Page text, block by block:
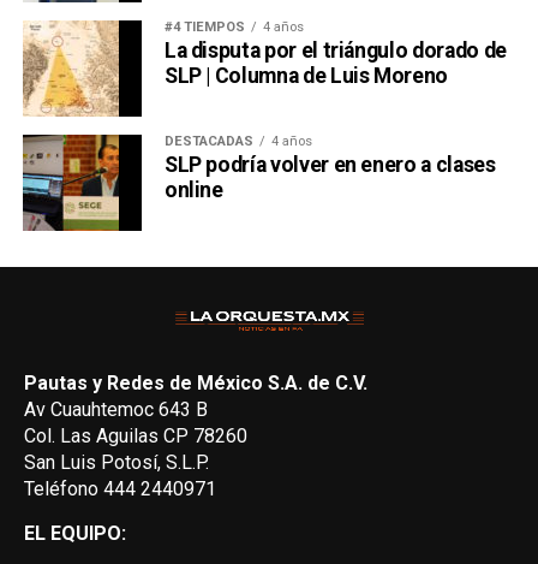
#4 TIEMPOS 4 años
La disputa por el triángulo dorado de
SLP | Columna de Luis Moreno
DESTACADAS 4 años
SLP podría volver en enero a clases
online
Pautas y Redes de México S.A. de C.V.
Av Cuauhtemoc 643 B
Col. Las Aguilas CP 78260
San Luis Potosí, S.L.P.
Teléfono 444 2440971
EL EQUIPO: